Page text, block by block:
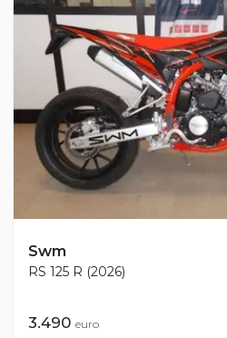
Swm
RS 125 R (2026)
3.490 euro